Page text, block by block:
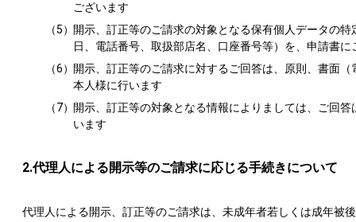
ございます
（5） 開示、訂正等のご請求の対象となる保有個人データの
日、電話番号、取扱部店名、口座番号等）を、申請書に
（6） 開示、訂正等のご請求に対するご回答は、原則、書面
本人様に行います
（7） 開示、訂正等の対象となる情報によりましては、ご回
います
2.代理人による開示等のご請求に応じる手続きについて
代理人による開示、訂正等のご請求は、未成年者若しくは成年被